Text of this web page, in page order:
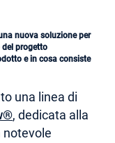
nuova soluzione per
del progetto
e in cosa consiste
una linea di
, dedicata alla
notevole